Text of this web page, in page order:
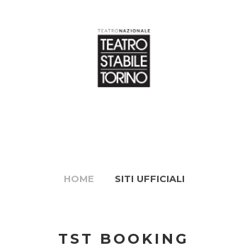
HOME SITI UFFICIALI
TST BOOKING